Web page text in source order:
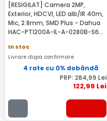
[RESIGILAT] Camera 2MP,
Exterior, HDCVI, LED alb/IR 40m,
Mic, 2.8mm, SMD Plus - Dahua
HAC-PT1200A-IL-A-0280B-S6-
In stoc
Livrare dupa confirmare
4 rate cu 0% dobândă
PRP: 284,99 Lei
122,99 Lei